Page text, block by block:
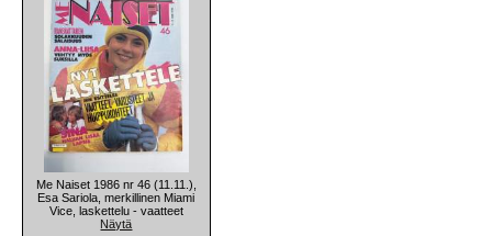
Me Naiset 1986 nr 46 (11.11.),
Esa Sariola, merkillinen Miami
Vice, laskettelu - vaatteet
Näytä